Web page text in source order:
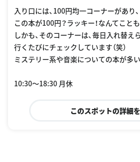
入り口には、100円均一コーナーがあり、
この本が100円？ラッキー！なんてこと
しかも、そのコーナーは、毎日入れ替え
行くたびにチェックしています（笑）
ミステリー系や音楽についての本が多い
10:30〜18:30 月休
このスポットの詳細